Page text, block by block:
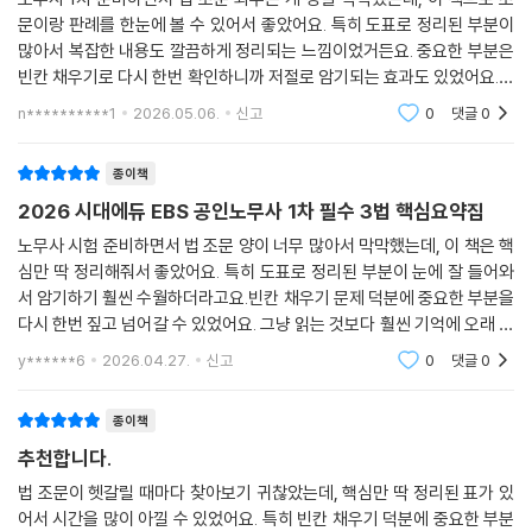
문이랑 판례를 한눈에 볼 수 있어서 좋았어요. 특히 도표로 정리된 부분이
많아서 복잡한 내용도 깔끔하게 정리되는 느낌이었거든요. 중요한 부분은
빈칸 채우기로 다시 한번 확인하니까 저절로 암기되는 효과도 있었어요.저
는 주로 자투리 시간에 이 책을 봤는데, 핵심 내용만 딱딱 짚어줘서 짧은 시
n**********1 2026.05.06. 신고 0 댓글0
종이책
2026 시대에듀 EBS 공인노무사 1차 필수 3법 핵심요약집
노무사 시험 준비하면서 법 조문 양이 너무 많아서 막막했는데, 이 책은 핵
심만 딱 정리해줘서 좋았어요. 특히 도표로 정리된 부분이 눈에 잘 들어와
서 암기하기 훨씬 수월하더라고요.빈칸 채우기 문제 덕분에 중요한 부분을
다시 한번 짚고 넘어갈 수 있었어요. 그냥 읽는 것보다 훨씬 기억에 오래 남
는 것 같아요. 문제를 풀면서 내가 뭘 모르는지 정확히 파악할 수 있어서 좋
았습니다.
y******6 2026.04.27. 신고 0 댓글0
종이책
추천합니다.
법 조문이 헷갈릴 때마다 찾아보기 귀찮았는데, 핵심만 딱 정리된 표가 있
어서 시간을 많이 아낄 수 있었어요. 특히 빈칸 채우기 덕분에 중요한 부분